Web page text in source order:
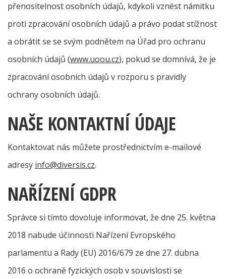
přenositelnost osobních údajů, kdykoli vznést námitku
proti zpracování osobních údajů a právo podat stížnost
a obrátit se se svým podnětem na Úřad pro ochranu
osobních údajů (www.uoou.cz), pokud se domnívá, že je
zpracování osobních údajů v rozporu s pravidly
ochrany osobních údajů.
NAŠE KONTAKTNÍ ÚDAJE
Kontaktovat nás můžete prostřednictvím e-mailové
adresy info@diversis.cz.
NAŘÍZENÍ GDPR
Správce si tímto dovoluje informovat, že dne 25. května
2018 nabude účinnosti Nařízení Evropského
parlamentu a Rady (EU) 2016/679 ze dne 27. dubna
2016 o ochraně fyzických osob v souvislosti se